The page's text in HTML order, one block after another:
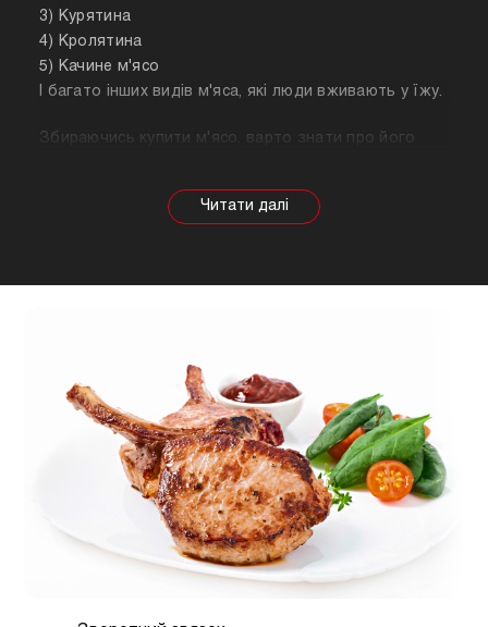
3) Курятина
4) Кролятина
5) Качине м'ясо
І багато інших видів м'яса, які люди вживають у їжу.
Збираючись купити м'ясо, варто знати про його
залежності від тварини властивості продукту
будуть змінюватися, так само як рекомендації
підійде для людей, які сидять на дієті.